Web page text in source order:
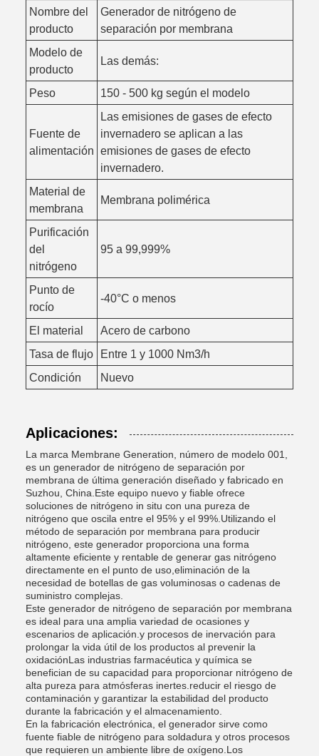
Nombre del
producto
Generador de nitrógeno de
separación por membrana
Modelo de
producto
Las demás:
Peso 150 - 500 kg según el modelo
Fuente de
alimentación
Las emisiones de gases de efecto
invernadero se aplican a las
emisiones de gases de efecto
invernadero.
Material de
membrana
Membrana polimérica
Purificación
del
nitrógeno
95 a 99,999%
Punto de
rocío
-40°C o menos
El material
Acero de carbono
Tasa de flujo
Entre 1 y 1000 Nm3/h
Condición
Nuevo
Aplicaciones:
La marca Membrane Generation, número de modelo 001,
es un generador de nitrógeno de separación por
membrana de última generación diseñado y fabricado en
Suzhou, China.Este equipo nuevo y fiable ofrece
soluciones de nitrógeno in situ con una pureza de
nitrógeno que oscila entre el 95% y el 99%.Utilizando el
método de separación por membrana para producir
nitrógeno, este generador proporciona una forma
altamente eficiente y rentable de generar gas nitrógeno
directamente en el punto de uso,eliminación de la
necesidad de botellas de gas voluminosas o cadenas de
suministro complejas.
Este generador de nitrógeno de separación por membrana
es ideal para una amplia variedad de ocasiones y
escenarios de aplicación.y procesos de inervación para
prolongar la vida útil de los productos al prevenir la
oxidaciónLas industrias farmacéutica y química se
benefician de su capacidad para proporcionar nitrógeno de
alta pureza para atmósferas inertes.reducir el riesgo de
contaminación y garantizar la estabilidad del producto
durante la fabricación y el almacenamiento.
En la fabricación electrónica, el generador sirve como
fuente fiable de nitrógeno para soldadura y otros procesos
que requieren un ambiente libre de oxígeno.Los